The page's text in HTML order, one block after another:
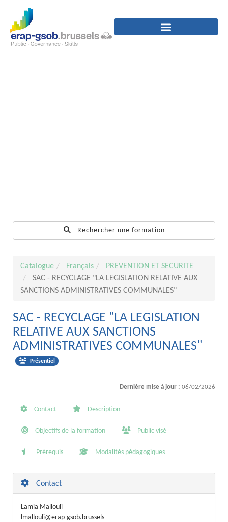
Rechercher une formation
Catalogue Français
PREVENTION ET SECURITE
SAC - RECYCLAGE "LA LEGISLATION RELATIVE AUX
SANCTIONS ADMINISTRATIVES COMMUNALES"
SAC - RECYCLAGE "LA LEGISLATION
RELATIVE AUX SANCTIONS
ADMINISTRATIVES COMMUNALES"
Présentiel
Dernière mise à jour : 06/02/2026
Contact Description
Objectifs de la formation Public visé
Prérequis Modalités pédagogiques
Contact
Lamia Mallouli
lmallouli@erap-gsob.brussels